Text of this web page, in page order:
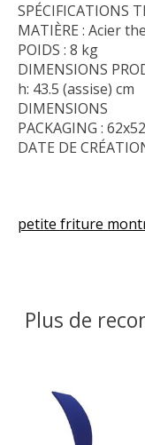
SPÉCIFICATIONS
MATIÈRE : Acier
POIDS : 8 kg
DIMENSIONS
h: 43.5 (assise) cm
DIMENSIONS
PACKAGING :
DATE DE
petite friture
Plus de
Articles du